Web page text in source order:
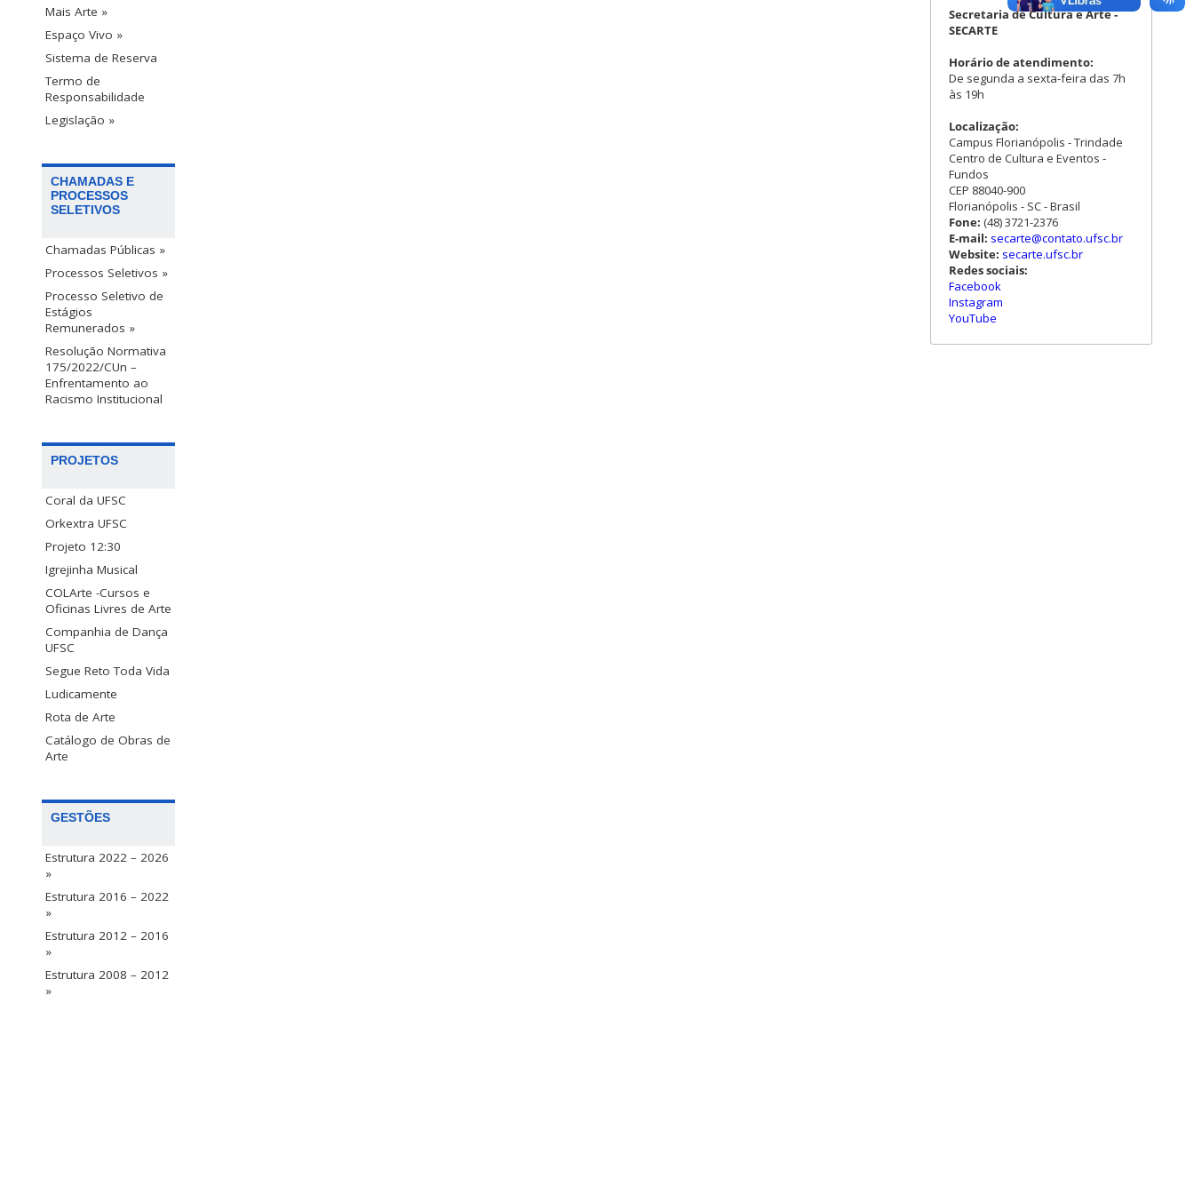
Mais Arte »
Espaço Vivo »
Sistema de Reserva
Termo de
Responsabilidade
Legislação »
CHAMADAS E
PROCESSOS
SELETIVOS
Chamadas Públicas »
Processos Seletivos »
Processo Seletivo de
Estágios
Remunerados »
Resolução Normativa
175/2022/CUn –
Enfrentamento ao
Racismo Institucional
PROJETOS
Coral da UFSC
Orkextra UFSC
Projeto 12:30
Igrejinha Musical
COLArte -Cursos e
Oficinas Livres de Arte
Companhia de Dança
UFSC
Segue Reto Toda Vida
Ludicamente
Rota de Arte
Catálogo de Obras de
Arte
GESTÕES
Estrutura 2022 – 2026
»
Estrutura 2016 – 2022
»
Estrutura 2012 – 2016
»
Estrutura 2008 – 2012
»
Secretaria de Cultura e Arte -
SECARTE
Horário de atendimento:
De segunda a sexta-feira das 7h
às 19h
Localização:
Campus Florianópolis - Trindade
Centro de Cultura e Eventos -
Fundos
CEP 88040-900
Florianópolis - SC - Brasil
Fone: (48) 3721-2376
E-mail: secarte@contato.ufsc.br
Website: secarte.ufsc.br
Redes sociais:
Facebook
Instagram
YouTube